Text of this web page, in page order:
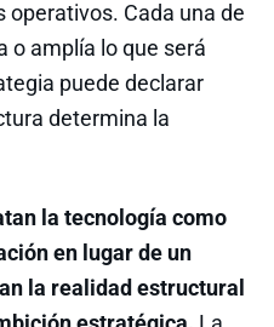
Cada una de
o amplía lo que será
puede declarar
determina la
la tecnología como
en lugar de un
la realidad estructural